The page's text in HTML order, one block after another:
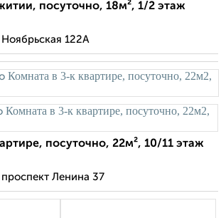
посуточно, 18м², 1/2 этаж
122А
посуточно, 22м², 10/11 этаж
Ленина 37